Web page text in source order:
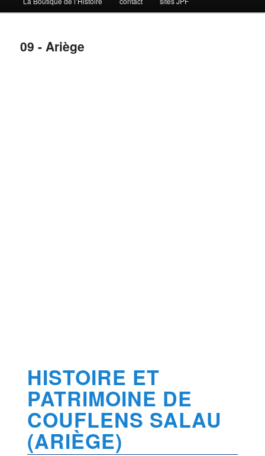
09 - Ariège
HISTOIRE ET
PATRIMOINE DE
COUFLENS SALAU
(ARIÈGE)